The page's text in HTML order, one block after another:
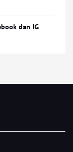
dan IG